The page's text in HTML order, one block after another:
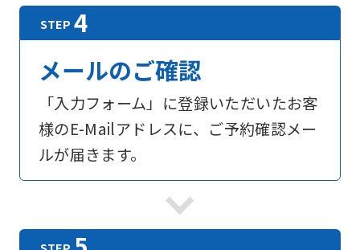
メールのご確認
「入力フォーム」に登録いただいたお客
様のE-Mailアドレスに、ご予約確認メー
ルが届きます。
For